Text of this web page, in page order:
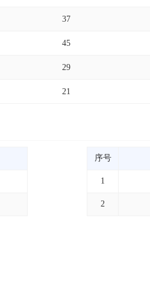
37
45
29
21
序号
1
2